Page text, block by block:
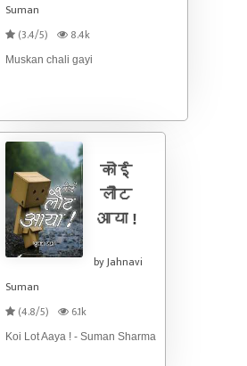
Suman
(3.4/5)
8.4k
Muskan chali gayi
कोई
लौट
आया !
by Jahnavi
Suman
(4.8/5)
6.1k
Koi Lot Aaya ! - Suman Sharma